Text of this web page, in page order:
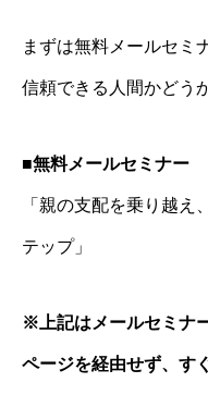
まずは無料メールセミ
信頼できる人間かどう
■無料メールセミナー
「親の支配を乗り越え
テップ」
※上記はメールセミナ
ページを経由せず、す